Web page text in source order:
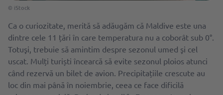
© iStock
Ca o curiozitate, merită să adăugăm că Maldive este una
dintre cele 11 țări în care temperatura nu a coborât sub 0°.
Totuşi, trebuie să amintim despre sezonul umed şi cel
uscat. Mulți turiști încearcă să evite sezonul ploios atunci
când rezervă un bilet de avion. Precipitațiile crescute au
loc din mai până în noiembrie, ceea ce face dificilă